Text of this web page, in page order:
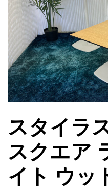
スタイラ
スクエア
イト ウッ